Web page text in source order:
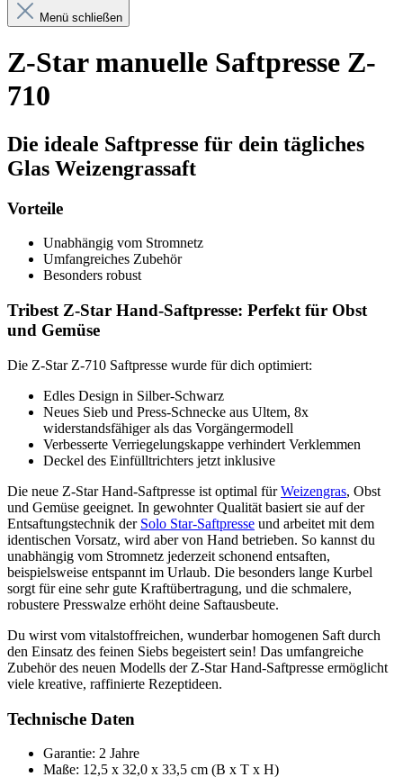
Menü schließen
Z-Star manuelle Saftpresse Z-
710
Die ideale Saftpresse für dein tägliches
Glas Weizengrassaft
Vorteile
Unabhängig vom Stromnetz
Umfangreiches Zubehör
Besonders robust
Tribest Z-Star Hand-Saftpresse: Perfekt für Obst
und Gemüse
Die Z-Star Z-710 Saftpresse wurde für dich optimiert:
Edles Design in Silber-Schwarz
Neues Sieb und Press-Schnecke aus Ultem, 8x
widerstandsfähiger als das Vorgängermodell
Verbesserte Verriegelungskappe verhindert Verklemmen
Deckel des Einfülltrichters jetzt inklusive
Die neue Z-Star Hand-Saftpresse ist optimal fürWeizengras, Obst
und Gemüse geeignet. In gewohnter Qualität basiert sie auf der
Entsaftungstechnik der Solo Star-Saftpresse und arbeitet mit dem
identischen Vorsatz, wird aber von Hand betrieben. So kannst du
unabhängig vom Stromnetz jederzeit schonend entsaften,
beispielsweise entspannt im Urlaub. Die besonders lange Kurbel
sorgt für eine sehr gute Kraftübertragung, und die schmalere,
robustere Presswalze erhöht deine Saftausbeute.
Du wirst vom vitalstoffreichen, wunderbar homogenen Saft durch
den Einsatz des feinen Siebs begeistert sein! Das umfangreiche
Zubehör des neuen Modells der Z-Star Hand-Saftpresse ermöglicht
viele kreative, raffinierte Rezeptideen.
Technische Daten
Garantie: 2 Jahre
Maße: 12,5 x 32,0 x 33,5 cm (B x T x H)